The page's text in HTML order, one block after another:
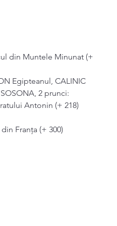
din Muntele Minunat (+
Egipteanul, CALINIC
2 prunci:
Antonin (+ 218)
Franța (+ 300)